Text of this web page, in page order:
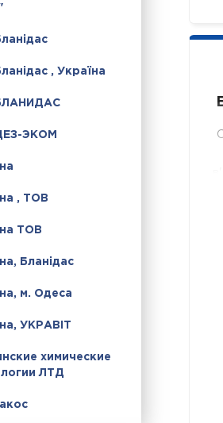
, Україна
ЭКОМ
, ТОВ
ТОВ
Бланідас
м. Одеса
УКРАВІТ
химические
ЛТД